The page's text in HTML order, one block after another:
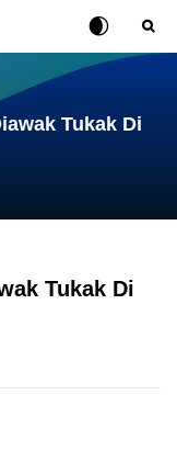
menu Rubah Posisi
Tombol
Tukak Di
Tukak Di